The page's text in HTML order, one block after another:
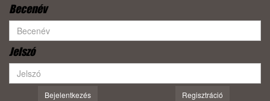
Becenév
Jelszó
Bejelentkezés Regisztráció